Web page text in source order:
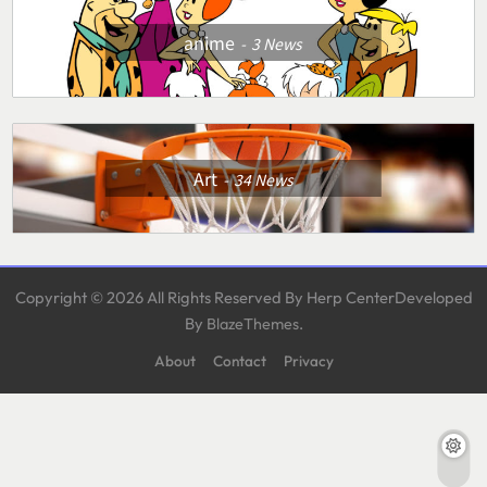
anime 3News
Art 34News
Copyright © 2026 All Rights Reserved By Herp CenterDeveloped
By BlazeThemes.
About Contact Privacy